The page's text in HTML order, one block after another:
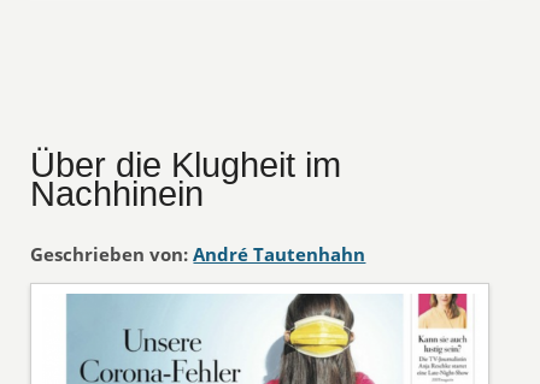
Über die Klugheit im
Nachhinein
Geschrieben von: André Tautenhahn